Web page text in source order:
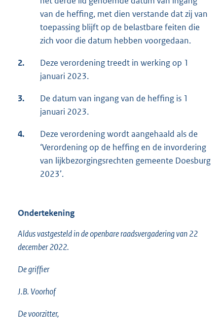
van de heffing, met dien verstande dat zij van
toepassing blijft op de belastbare feiten die
zich voor die datum hebben voorgedaan.
2.
Deze verordening treedt in werking op 1
januari 2023.
3.
De datum van ingang van de heffing is 1
januari 2023.
4.
Deze verordening wordt aangehaald als de
‘Verordening op de heffing en de invordering
van lijkbezorgingsrechten gemeente Doesburg
2023’.
Ondertekening
Aldus vastgesteld in de openbare raadsvergadering van 22
december 2022.
De griffier
J.B. Voorhof
De voorzitter,